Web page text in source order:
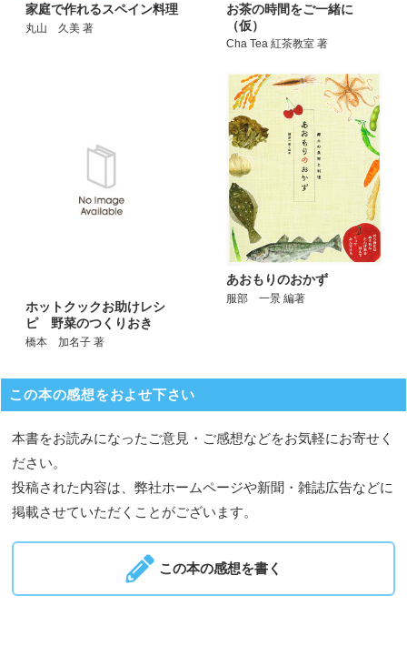
家庭で作れるスペイン料理
丸山 久美 著
お茶の時間をご一緒に
（仮）
Cha Tea 紅茶教室 著
ホットクックお助けレシ
ピ 野菜のつくりおき
橋本 加名子 著
あおもりのおかず
服部 一景 編著
この本の感想をおよせ下さい
本書をお読みになったご意見・ご感想などをお気軽にお寄せく
ださい。
投稿された内容は、弊社ホームページや新聞・雑誌広告などに
掲載させていただくことがございます。
この本の感想を書く